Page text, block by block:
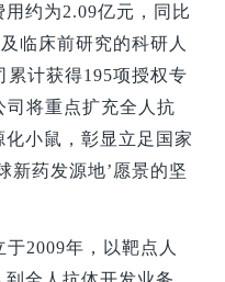
约为2.09亿元，同比
临床前研究的科研人
累计获得195项授权专
司将重点扩充全人抗
小鼠，彰显立足国家
新药发源地’愿景的坚
2009年，以靶点人